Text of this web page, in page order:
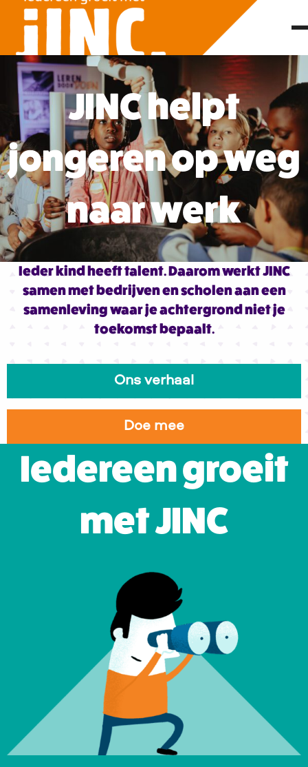
JINC helpt
jongeren op weg
naar werk
Ieder kind heeft talent. Daarom werkt JINC
samen met bedrijven en scholen aan een
samenleving waar je achtergrond niet je
toekomst bepaalt.
Ons verhaal
Doe mee
Iedereen groeit
met JINC